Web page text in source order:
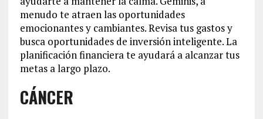
menudo te atraen las oportunidades
emocionantes y cambiantes. Revisa tus gastos y
busca oportunidades de inversión inteligente. La
planificación financiera te ayudará a alcanzar tus
metas a largo plazo.
CÁNCER